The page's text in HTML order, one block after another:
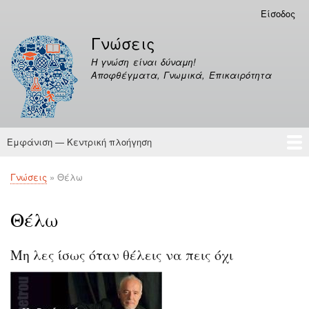
περιεχόμενο
λογαριασμού
χρήστη
Είσοδος
Γνώσεις
Η γνώση είναι δύναμη!
Αποφθέγματα, Γνωμικά, Επικαιρότητα
Κεντρική
Εμφάνιση — Κεντρική πλοήγηση
Γνώσεις
Αποφθέγματα
Breadcrumb
Γνώσεις Θέλω
Θέλω
Μη λες ίσως όταν θέλεις να πεις όχι